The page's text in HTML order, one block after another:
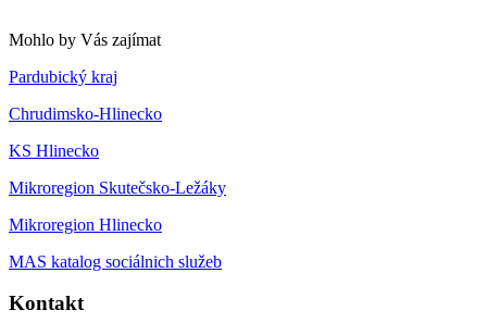
Mohlo by Vás zajímat
Pardubický kraj
Chrudimsko-Hlinecko
KS Hlinecko
Mikroregion Skutečsko-Ležáky
Mikroregion Hlinecko
MAS katalog sociálnich služeb
Kontakt